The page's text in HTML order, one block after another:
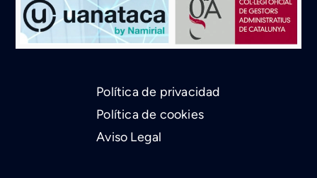
Política de privacidad
Política de cookies
Aviso Legal